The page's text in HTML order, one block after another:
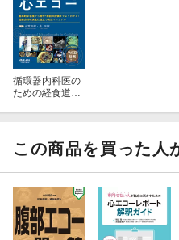
循環器内科医の
ための経食道心
この商品を買った人